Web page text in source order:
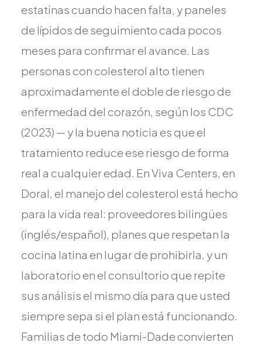
Laboratorio
Neurología
Todos los Servicios
Ansiedad
Depresión
Trastorno Bipolar
Manejo de Medicamentos
Migraña
Neuropatía Periférica
Vértigo y Mareo
estatinas cuando hacen falta, y paneles
de lípidos de seguimiento cada pocos
meses para confirmar el avance. Las
personas con colesterol alto tienen
aproximadamente el doble de riesgo de
enfermedad del corazón, según los CDC
(2023) — y la buena noticia es que el
tratamiento reduce ese riesgo de forma
real a cualquier edad. En Viva Centers, en
Doral, el manejo del colesterol está hecho
para la vida real: proveedores bilingües
(inglés/español), planes que respetan la
cocina latina en lugar de prohibirla, y un
laboratorio en el consultorio que repite
sus análisis el mismo día para que usted
siempre sepa si el plan está funcionando.
Familias de todo Miami-Dade convierten